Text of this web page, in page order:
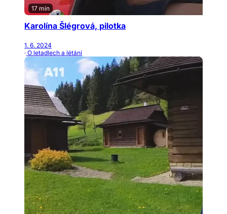
17 min
Karolína Šlégrová, pilotka
1. 6. 2024
· O letadlech a létání